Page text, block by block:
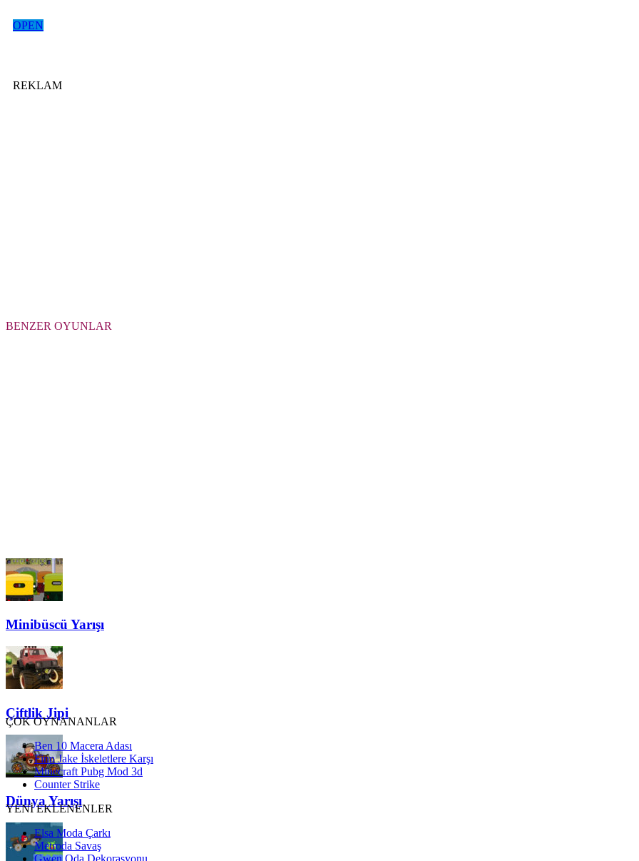
OPEN
REKLAM
BENZER OYUNLAR
Minibüscü Yarışı
Çiftlik Jipi
Dünya Yarışı
ÇOK OYNANANLAR
Ben 10 Macera Adası
Finn Jake İskeletlere Karşı
Minecraft Pubg Mod 3d
Counter Strike
YENİ EKLENENLER
Elsa Moda Çarkı
Metroda Savaş
Gwen Oda Dekorasyonu